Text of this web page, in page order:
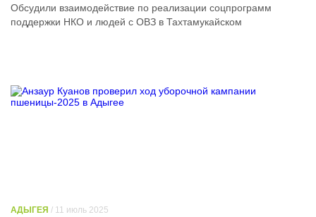
Обсудили взаимодействие по реализации соцпрограмм
поддержки НКО и людей с ОВЗ в Тахтамукайском
АДЫГЕЯ / 11 июль 2025